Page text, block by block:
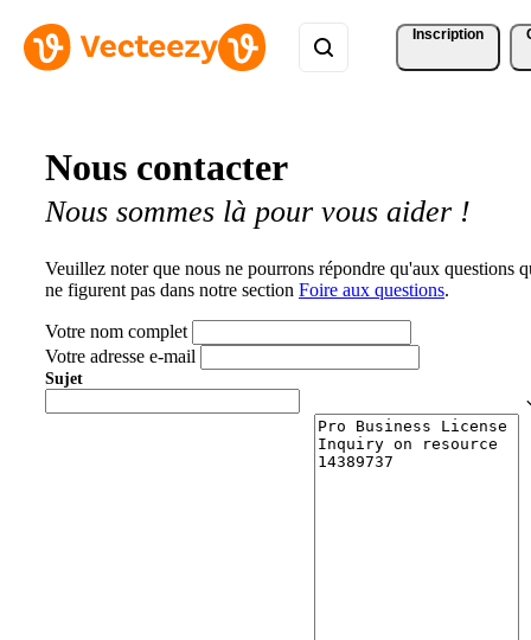
Inscription
Nous contacter
Nous sommes là pour vous aider !
Veuillez noter que nous ne pourrons répondre qu'aux questions
ne figurent pas dans notre section Foire aux questions.
Votre nom complet
Votre adresse e-mail
Sujet